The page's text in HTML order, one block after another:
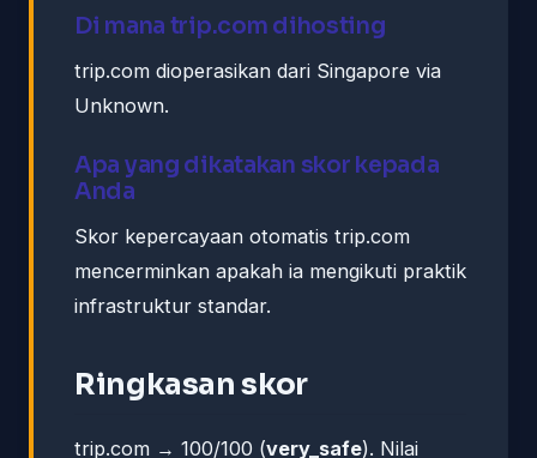
Di mana trip.com dihosting
trip.com dioperasikan dari Singapore via
Unknown.
Apa yang dikatakan skor kepada
Anda
Skor kepercayaan otomatis trip.com
mencerminkan apakah ia mengikuti praktik
infrastruktur standar.
Ringkasan skor
trip.com → 100/100 (very_safe). Nilai